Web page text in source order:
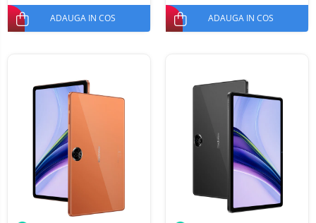
ADAUGA IN COS ADAUGA IN COS